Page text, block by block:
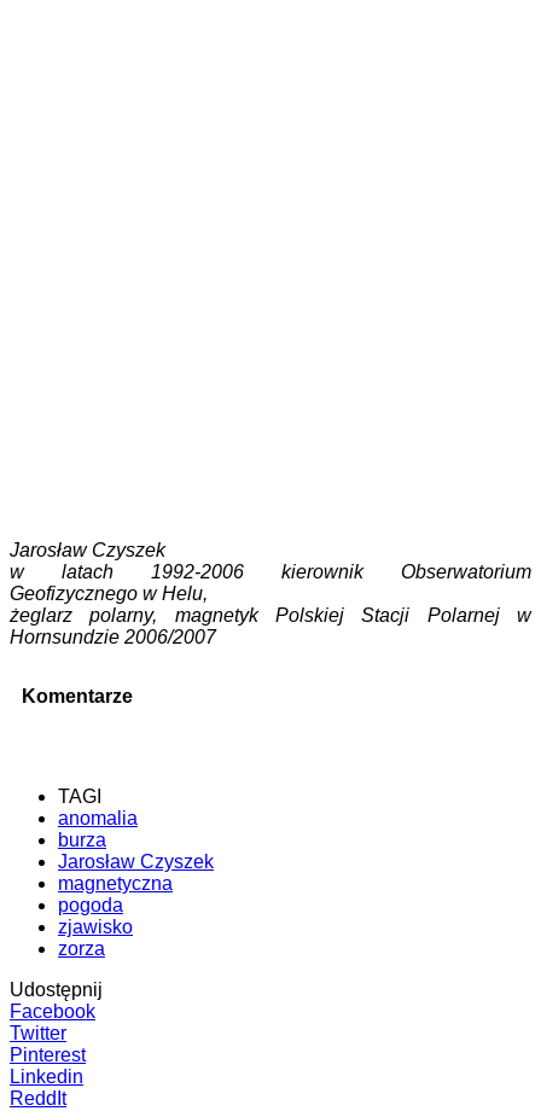
Jarosław Czyszek
w latach 1992-2006 kierownik Obserwatorium
Geofizycznego w Helu,
żeglarz polarny, magnetyk Polskiej Stacji Polarnej w
Hornsundzie 2006/2007
Komentarze
TAGI
anomalia
burza
Jarosław Czyszek
magnetyczna
pogoda
zjawisko
zorza
Udostępnij
Facebook
Twitter
Pinterest
Linkedin
ReddIt